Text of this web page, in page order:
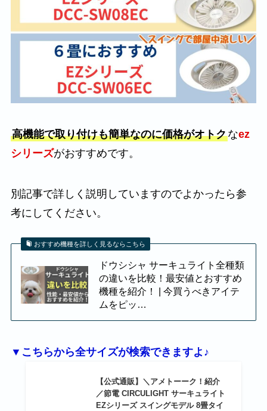
高機能で取り付けも簡単なのに価格がオトクなez
シリーズがおすすめです。
別記事で詳しく説明していますのでよかったら参
考にしてください。
おすすめ機種を詳しく見るならこちら
ドウシシャ サーキュライト全種類
の違いを比較！最安値とおすすめ
機種を紹介！ | 今買うべきアイテ
ムをピッ…
▼こちらから全サイズが検索できますよ♪
【公式通販】＼アメトーーク！紹介
／節電 CIRCULIGHT サーキュライト
EZシリーズ スイングモデル 8畳タイ